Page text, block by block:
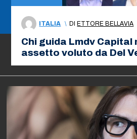
ITALIA \ DI ETTORE BELLAVIA
Chi guida Lmdv Capital
assetto voluto da Del